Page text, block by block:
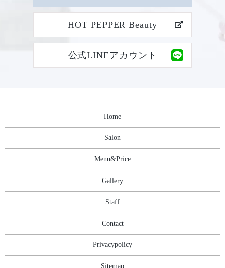
HOT PEPPER Beauty
公式LINEアカウント
Home
Salon
Menu&Price
Gallery
Staff
Contact
Privacypolicy
Sitemap